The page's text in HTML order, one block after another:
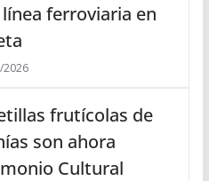
ferroviaria en
2026
frutícolas de
son ahora
Cultural